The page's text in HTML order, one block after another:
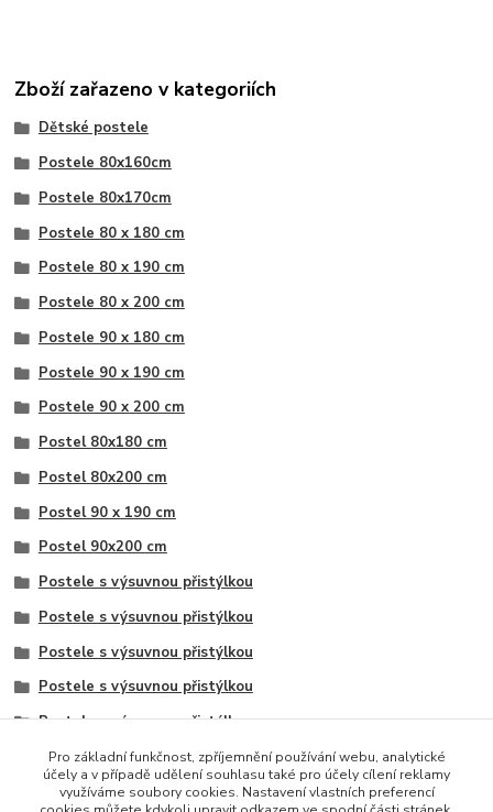
Zboží zařazeno v kategoriích
Dětské postele
Postele 80x160cm
Postele 80x170cm
Postele 80 x 180 cm
Postele 80 x 190 cm
Postele 80 x 200 cm
Postele 90 x 180 cm
Postele 90 x 190 cm
Postele 90 x 200 cm
Postel 80x180 cm
Postel 80x200 cm
Postel 90 x 190 cm
Postel 90x200 cm
Postele s výsuvnou přistýlkou
Postele s výsuvnou přistýlkou
Postele s výsuvnou přistýlkou
Postele s výsuvnou přistýlkou
Postele s výsuvnou přistýlkou
Postele s výsuvnou přistýlkou
Postele s výsuvnou přistýlkou
Pro základní funkčnost, zpříjemnění používání webu, analytické
účely a v případě udělení souhlasu také pro účely cílení reklamy
využíváme soubory cookies. Nastavení vlastních preferencí